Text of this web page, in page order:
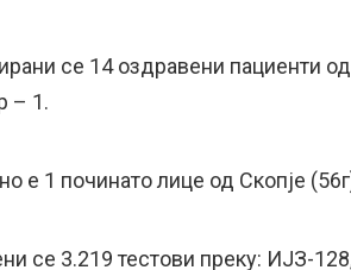
сe 14 оздравени пациенти
– 1.
е 1 починато лице од Скопје
се 3.219 тестови преку: ИЈЗ-